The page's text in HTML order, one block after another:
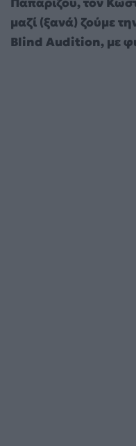
μαζί (ξανά) ζούμε
Blind Audition, με